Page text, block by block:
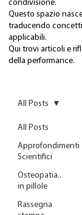
condivisione.
Questo spazio
traducendo
applicabili.
Qui trovi articoli e
della performance.
All Posts
Approfondimenti
Scientifici
Osteopatia..
in pillole
Rassegna
All Posts